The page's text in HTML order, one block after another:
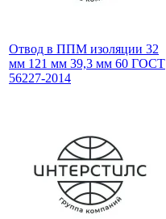
Отвод в ППМ изоляции 32
мм 121 мм 39,3 мм 60 ГОСТ
56227-2014